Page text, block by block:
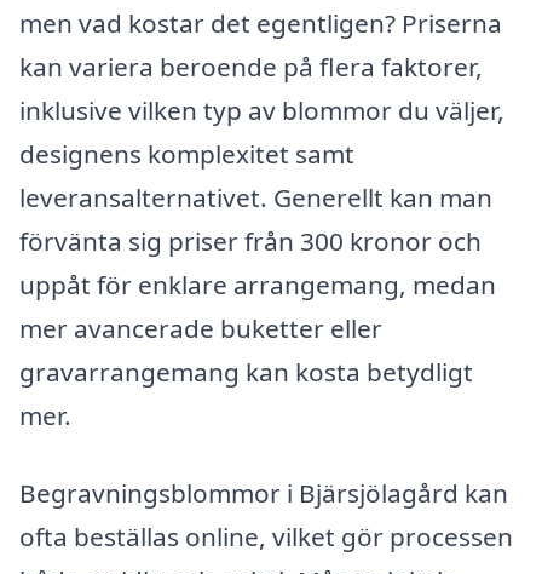
men vad kostar det egentligen? Priserna
kan variera beroende på flera faktorer,
inklusive vilken typ av blommor du väljer,
designens komplexitet samt
leveransalternativet. Generellt kan man
förvänta sig priser från 300 kronor och
uppåt för enklare arrangemang, medan
mer avancerade buketter eller
gravarrangemang kan kosta betydligt
mer.
Begravningsblommor i Bjärsjölagård kan
ofta beställas online, vilket gör processen